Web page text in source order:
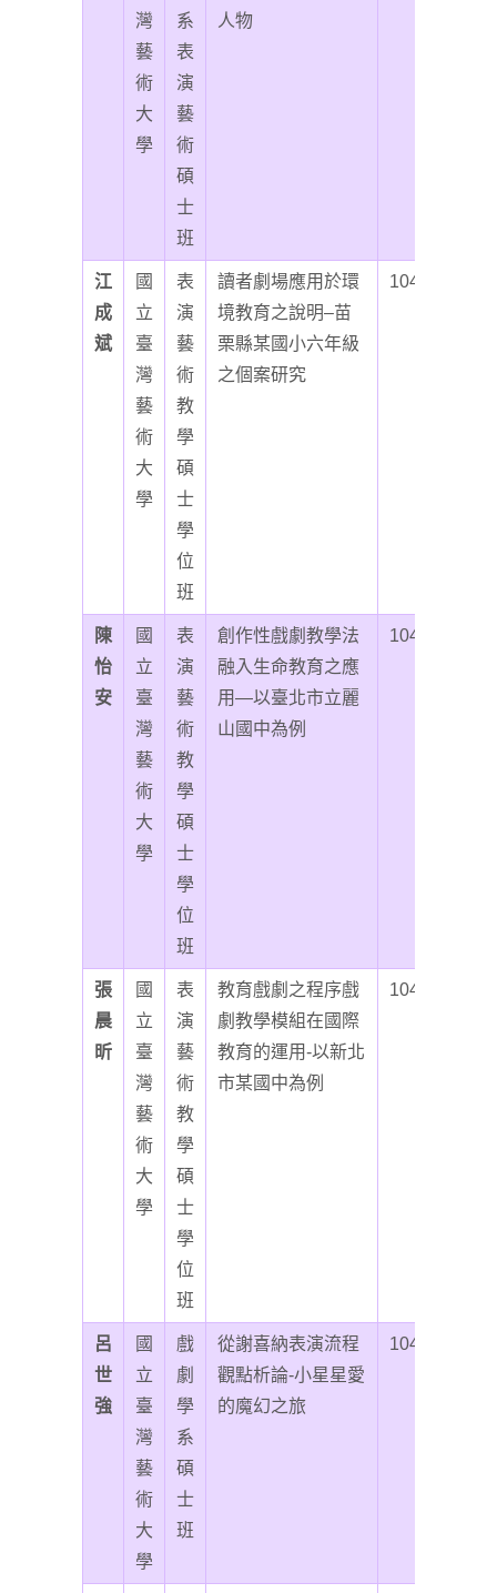
灣
藝
術
大
學
系
表
演
藝
術
碩
士
班
人物
江
成
斌
國
立
臺
灣
藝
術
大
學
表
演
藝
術
教
學
碩
士
學
位
班
讀者劇場應用於環
境教育之說明–苗
栗縣某國小六年級
之個案研究
104
陳
怡
安
國
立
臺
灣
藝
術
大
學
表
演
藝
術
教
學
碩
士
學
位
班
創作性戲劇教學法
融入生命教育之應
用—以臺北市立麗
山國中為例
104
張
晨
昕
國
立
臺
灣
藝
術
大
學
表
演
藝
術
教
學
碩
士
學
位
班
教育戲劇之程序戲
劇教學模組在國際
教育的運用-以新北
市某國中為例
104
呂
世
強
國
立
臺
灣
藝
術
大
學
戲
劇
學
系
碩
士
班
從謝喜納表演流程
觀點析論-小星星愛
的魔幻之旅
104